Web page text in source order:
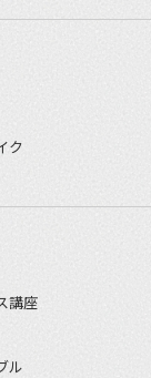
ク
講座
ル